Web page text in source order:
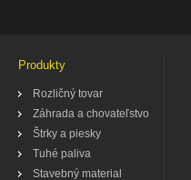
Produkty
Rozličný tovar
Záhrada a chovateľstvo
Štrky a piesky
Tuhé paliva
Stavebný material